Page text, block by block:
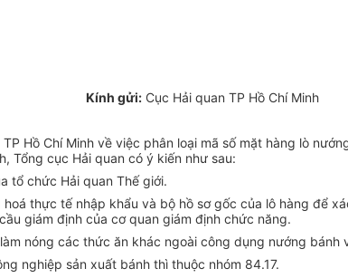
Kính gửi: Cục Hải quan TP Hồ Chí Minh
Hồ Chí Minh về việc phân loại mã số mặt hàng lò
Tổng cục Hải quan có ý kiến như sau:
tổ chức Hải quan Thế giới.
thực tế nhập khẩu và bộ hồ sơ gốc của lô hàng để
giám định của cơ quan giám định chức năng.
nóng các thức ăn khác ngoài công dụng nướng
nghiệp sản xuất bánh thì thuộc nhóm 84.17.